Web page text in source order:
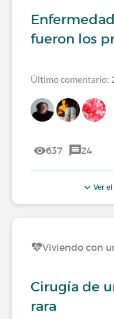
fueron los
Último comentario:
637 24
Ver
Viviendo con
Cirugía de
rara